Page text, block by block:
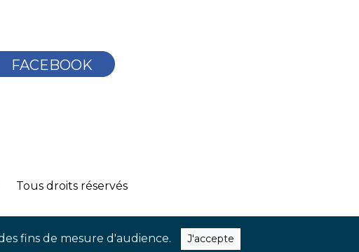
fins de mesure d'audience. J'accepte
FACEBOOK
Tous droits réservés